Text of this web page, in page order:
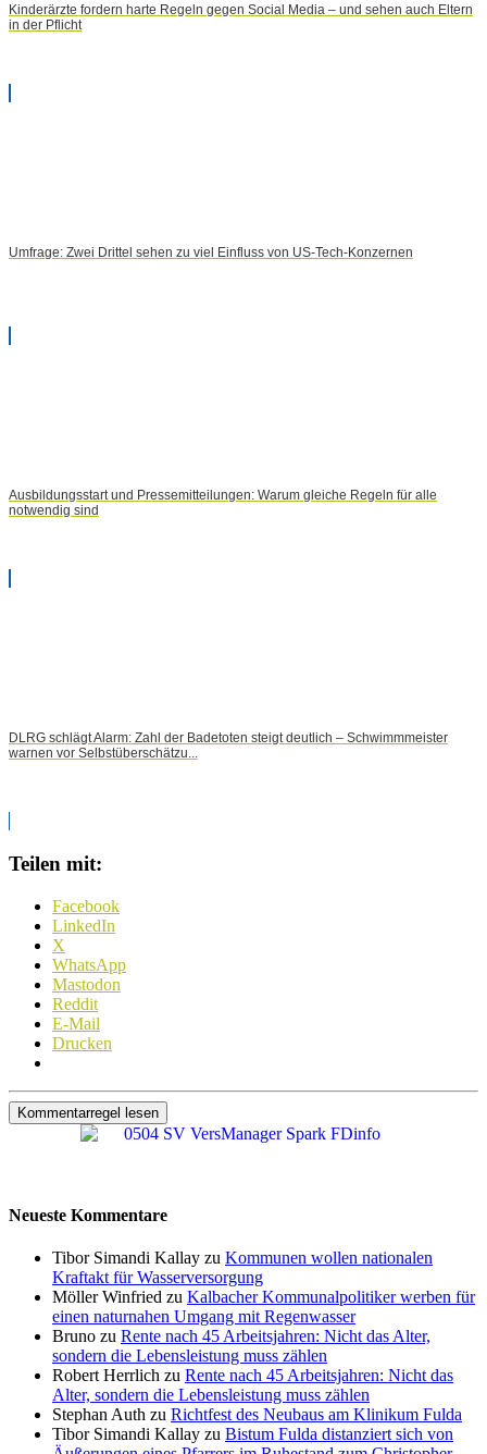
Kinderärzte fordern harte Regeln gegen Social Media – und sehen auch Eltern
in der Pflicht
Umfrage: Zwei Drittel sehen zu viel Einfluss von US-Tech-Konzernen
Ausbildungsstart und Pressemitteilungen: Warum gleiche Regeln für alle
notwendig sind
DLRG schlägt Alarm: Zahl der Badetoten steigt deutlich – Schwimmmeister
warnen vor Selbstüberschätzu...
Teilen mit:
Facebook
LinkedIn
X
WhatsApp
Mastodon
Reddit
E-Mail
Drucken
Kommentarregel lesen
Neueste Kommentare
Tibor Simandi Kallay zu Kommunen wollen nationalen
Kraftakt für Wasserversorgung
Möller Winfried zu Kalbacher Kommunalpolitiker werben für
einen naturnahen Umgang mit Regenwasser
Bruno zu Rente nach 45 Arbeitsjahren: Nicht das Alter,
sondern die Lebensleistung muss zählen
Robert Herrlich zu Rente nach 45 Arbeitsjahren: Nicht das
Alter, sondern die Lebensleistung muss zählen
Stephan Auth zu Richtfest des Neubaus am Klinikum Fulda
Tibor Simandi Kallay zu Bistum Fulda distanziert sich von